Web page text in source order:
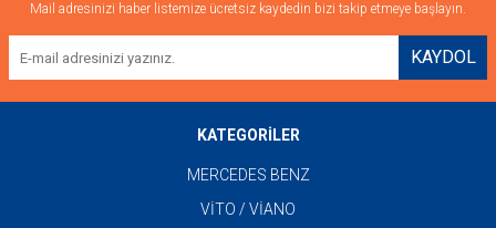
Mail adresinizi haber listemize ücretsiz kaydedin bizi takip etmeye başlayın.
KAYDOL
KATEGORİLER
MERCEDES BENZ
VİTO / VİANO